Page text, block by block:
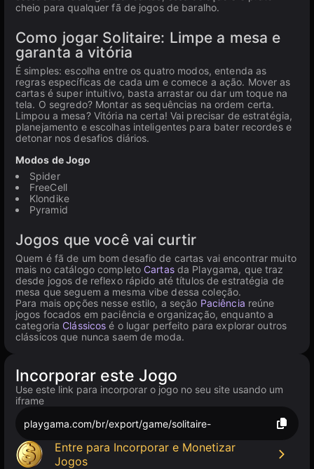
cheio para qualquer fã de jogos de baralho.
Como jogar Solitaire: Limpe a mesa e
garanta a vitória
É simples: escolha entre os quatro modos, entenda as
regras específicas de cada um e comece a ação. Mover as
cartas é super intuitivo, basta arrastar ou dar um toque na
tela. O segredo? Montar as sequências na ordem certa.
Limpou a mesa? Vitória na certa! Vai precisar de estratégia,
planejamento e escolhas inteligentes para bater recordes e
detonar nos desafios diários.
Modos de Jogo
Spider
FreeCell
Klondike
Pyramid
Jogos que você vai curtir
Quem é fã de um bom desafio de cartas vai encontrar muito
mais no catálogo completo Cartasda Playgama, que traz
desde jogos de reflexo rápido até títulos de estratégia de
mesa que seguem a mesma vibe dessa coleção.
Para mais opções nesse estilo, a seção Paciência reúne
jogos focados em paciência e organização, enquanto a
categoria Clássicos é o lugar perfeito para explorar outros
clássicos que nunca saem de moda.
Incorporar este Jogo
Use este link para incorporar o jogo no seu site usando um
iframe
playgama.com/br/export/game/solitaire-
Entre para Incorporar e Monetizar
Jogos